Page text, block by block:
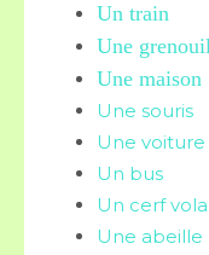
Un train
Une
Une maison
Une souris
Une voiture
Un bus
Un cerf
Une abeille